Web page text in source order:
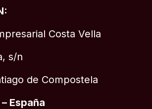
Costa Vella
s/n
de Compostela
España